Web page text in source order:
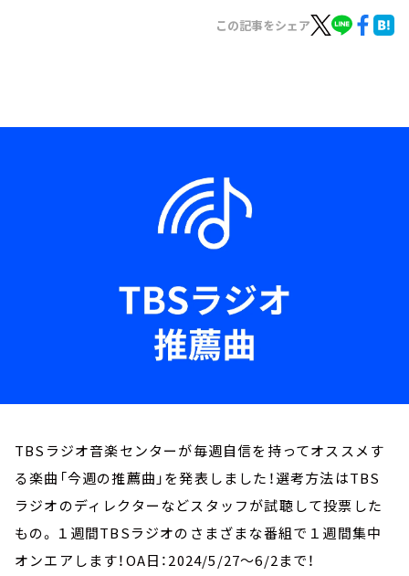
トピックス
イベント・グッズ
この記事をシェア
TBSラジオ音楽センターが毎週自信を持ってオススメす
る楽曲「今週の推薦曲」を発表しました！選考方法はTBS
ラジオのディレクターなどスタッフが試聴して投票した
もの。１週間TBSラジオのさまざまな番組で１週間集中
オンエアします！OA日：2024/5/27～6/2まで！